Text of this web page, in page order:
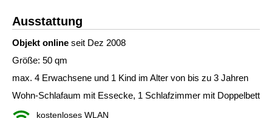
Ausstattung
Objekt online seit Dez 2008
Größe: 50 qm
max. 4 Erwachsene und 1 Kind im Alter von bis zu 3 Jahren
Wohn-Schlafaum mit Essecke, 1 Schlafzimmer mit Doppelbett
kostenloses WLAN